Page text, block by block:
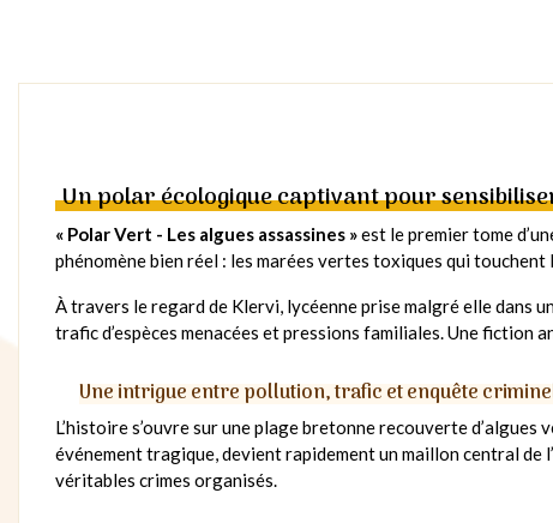
Un polar écologique captivant pour
« Polar Vert - Les algues assassines »est le premier tome
phénomène bien réel : les marées vertes toxiques qui
À travers le regard de Klervi, lycéenne prise malgré elle dans
trafic d’espèces menacées et pressions familiales. Une fiction
Une intrigue entre pollution, trafic et enquête
L’histoire s’ouvre sur une plage bretonne recouverte
événement tragique, devient rapidement un maillon central de
véritables crimes organisés.